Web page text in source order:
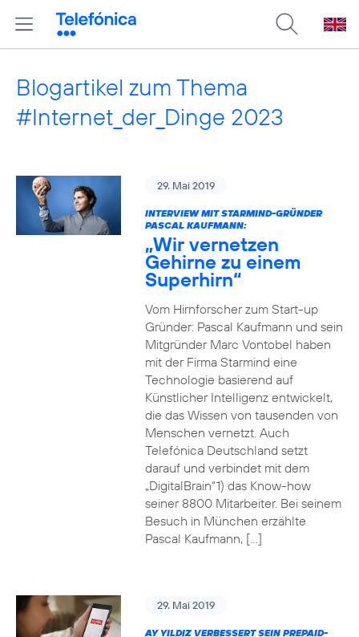
Blogartikel zum Thema
#Internet_der_Dinge 2023
29. Mai 2019
INTERVIEW MIT STARMIND-GRÜNDER
PASCAL KAUFMANN:
„Wir vernetzen
Gehirne zu einem
Superhirn“
Vom Hirnforscher zum Start-up
Gründer: Pascal Kaufmann und sein
Mitgründer Marc Vontobel haben
mit der Firma Starmind eine
Technologie basierend auf
Künstlicher Intelligenz entwickelt,
die das Wissen von tausenden von
Menschen vernetzt. Auch
Telefónica Deutschland setzt
darauf und verbindet mit dem
„DigitalBrain“1) das Know-how
seiner 8800 Mitarbeiter. Bei seinem
Besuch in München erzählte
Pascal Kaufmann, […]
29. Mai 2019
AY YILDIZ VERBESSERT SEIN PREPAID-